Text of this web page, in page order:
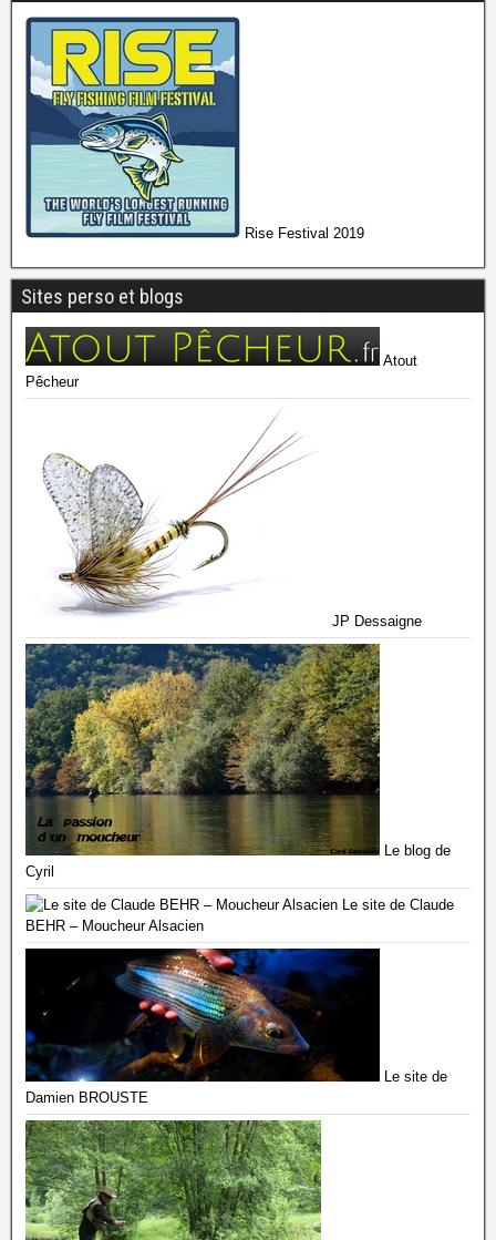
Rise Festival 2019
Sites perso et blogs
Atout
Pêcheur
JP Dessaigne
Le blog de
Cyril
Le site de Claude
BEHR – Moucheur Alsacien
Le site de
Damien BROUSTE